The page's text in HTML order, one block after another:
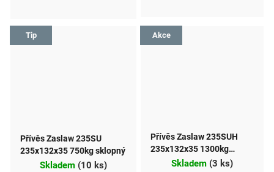
Tip
Přívěs Zaslaw 235SU
235x132x35 750kg sklopný
Skladem (10 ks)
Akce
Přívěs Zaslaw 235SUH
235x132x35 1300kg
sklopnýSkladem (3 ks)